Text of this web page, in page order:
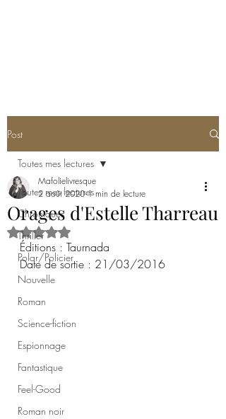
Post
Toutes mes lectures
Chroniques
Thriller
Polar/Policier
Nouvelle
Roman
Science-fiction
Espionnage
Fantastique
Feel-Good
Roman noir
Toutes mes lectures
Orages d'Estelle Tharreau
Mafolielivresque
2 août 2020 1 min de lecture
Noté NaN étoiles sur 5.
Éditions : Taurnada
Date de sortie : 21/03/2016